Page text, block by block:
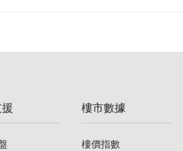
) 樓市數據
樓價指數